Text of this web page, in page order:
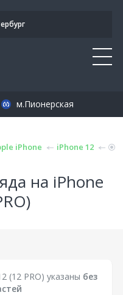
м.Пионерская
iPhone iPhone 12
на iPhone
(12 PRO) указаны без